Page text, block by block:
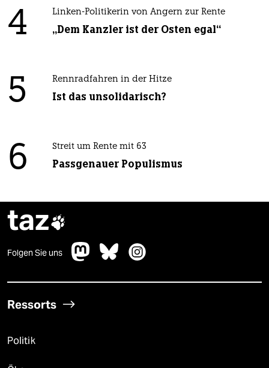
4 Linken-Politikerin von Angern zur Rente
„Dem Kanzler ist der Osten egal“
5 Rennradfahren in der Hitze
Ist das unsolidarisch?
6 Streit um Rente mit 63
Passgenauer Populismus
taz
Folgen Sie uns
Ressorts
Politik